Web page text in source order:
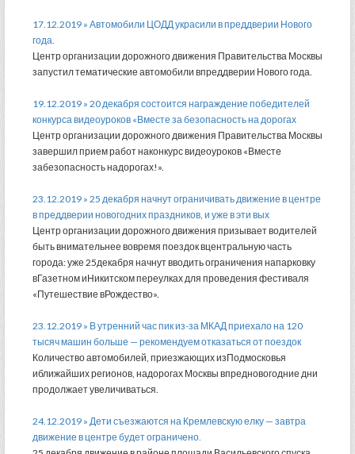
17.12.2019 » Автомобили ЦОДД украсили в преддверии Нового
года.
Центр организации дорожного движения Правительства Москвы
запустил тематические автомобили впреддверии Нового года.
19.12.2019 » 20 декабря состоится награждение победителей
конкурса видеоуроков «Вместе за безопасность на дорогах
Центр организации дорожного движения Правительства Москвы
завершил прием работ наконкурс видеоуроков «Вместе
забезопасность надорогах!».
23.12.2019 » 25 декабря начнут ограничивать движение в центре
в преддверии новогодних праздников, и уже в эти вых
Центр организации дорожного движения призывает водителей
быть внимательнее вовремя поездок вцентральную часть
города: уже 25декабря начнут вводить ограничения напарковку
вГазетном иНикитском переулках для проведения фестиваля
«Путешествие вРождество».
23.12.2019 » В утренний час пик из-за МКАД приехало на 120
тысяч машин больше — рекомендуем отказаться от поездок
Количество автомобилей, приезжающих изПодмосковья
иближайших регионов, надорогах Москвы впредновогодние дни
продолжает увеличиваться.
24.12.2019 » Дети съезжаются на Кремлевскую елку — завтра
движение в центре будет ограничено.